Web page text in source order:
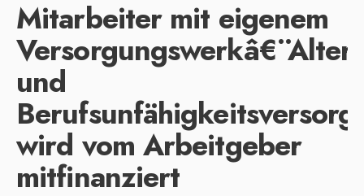
Mitarbeiter mit eigenem
und
wird vom Arbeitgeber
mitfinanziert